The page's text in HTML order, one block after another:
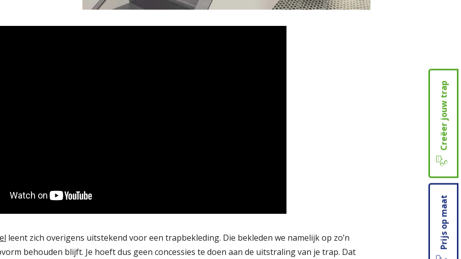
Prijs op maat
Creëer jouw trap
leent zich overigens uitstekend voor een trapbekleding. Die bekleden we namelijk op zo’n
behouden blijft. Je hoeft dus geen concessies te doen aan de uitstraling van je trap. Dat